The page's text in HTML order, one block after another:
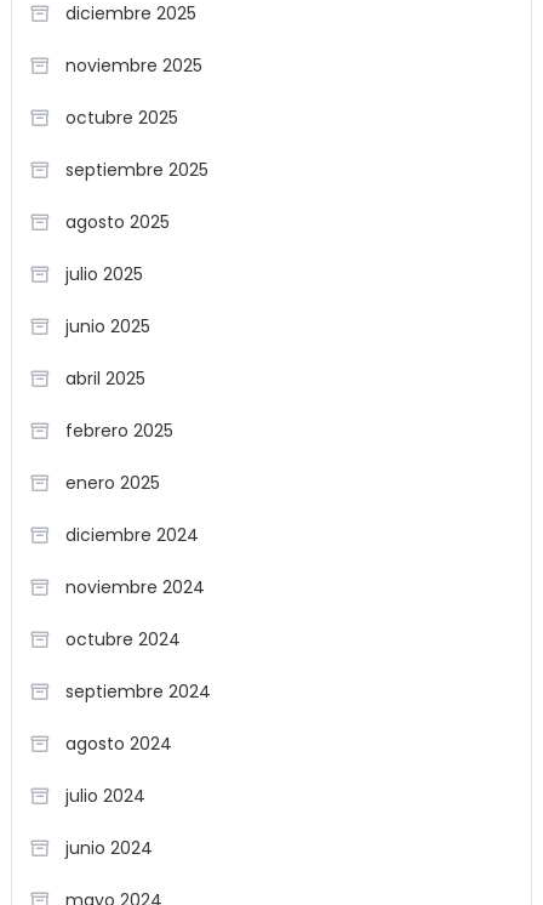
diciembre 2025
noviembre 2025
octubre 2025
septiembre 2025
agosto 2025
julio 2025
junio 2025
abril 2025
febrero 2025
enero 2025
diciembre 2024
noviembre 2024
octubre 2024
septiembre 2024
agosto 2024
julio 2024
junio 2024